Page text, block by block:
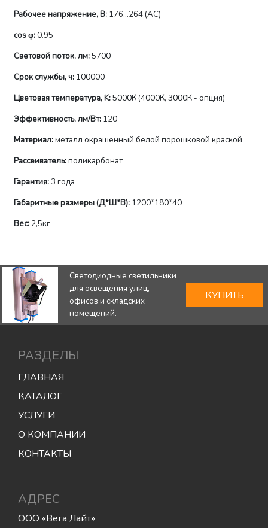
Рабочее напряжение, В: 176...264 (AС)
сos φ:0.95
Световой поток, лм:5700
Срок службы, ч: 100000
Цветовая температура, K:5000К (4000К, 3000К - опция)
Эффективность, лм/Вт: 120
Материал:металл окрашенный белой порошковой краской
Рассеиватель:поликарбонат
Гарантия:3 года
Габаритные размеры (Д*Ш*В): 1200*180*40
Вес: 2,5кг
Светодиодные светильники
для освещения улиц,
офисов и складских
помещений.
КУПИТЬ
РАЗДЕЛЫ
ГЛАВНАЯ
КАТАЛОГ
УСЛУГИ
О КОМПАНИИ
КОНТАКТЫ
АДРЕС
ООО «Вега Лайт»